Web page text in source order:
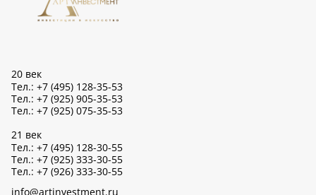
20 век
Тел.: +7 (495) 128-35-53
Тел.: +7 (925) 905-35-53
Тел.: +7 (925) 075-35-53
21 век
Тел.: +7 (495) 128-30-55
Тел.: +7 (925) 333-30-55
Тел.: +7 (926) 333-30-55
info@artinvestment.ru